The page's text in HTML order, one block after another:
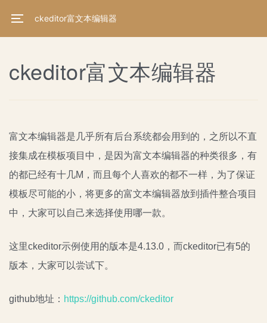
ckeditor富文本编辑器
ckeditor富文本编辑器
富文本编辑器是几乎所有后台系统都会用到的，之所以不直
接集成在模板项目中，是因为富文本编辑器的种类很多，有
的都已经有十几M，而且每个人喜欢的都不一样，为了保证
模板尽可能的小，将更多的富文本编辑器放到插件整合项目
中，大家可以自己来选择使用哪一款。
这里ckeditor示例使用的版本是4.13.0，而ckeditor已有5的
版本，大家可以尝试下。
github地址： https://github.com/ckeditor